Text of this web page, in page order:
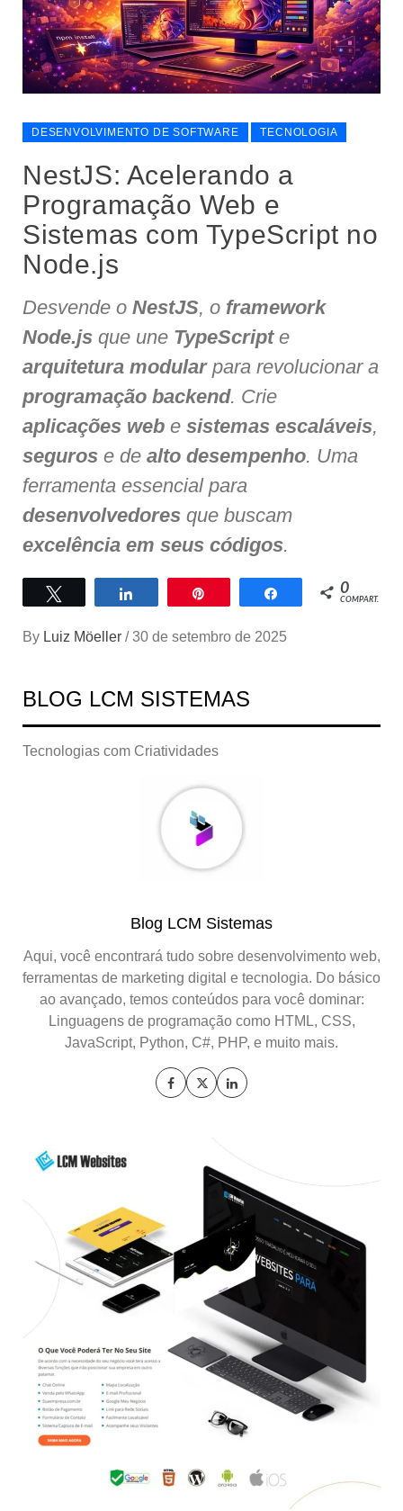
DESENVOLVIMENTO DE SOFTWARE TECNOLOGIA
NestJS: Acelerando a
Programação Web e
Sistemas com TypeScript no
Node.js
Desvende o NestJS, o framework
Node.js que une TypeScripte
arquitetura modularpara revolucionar a
programação backend. Crie
aplicações web e sistemas escaláveis,
seguros e de alto desempenho. Uma
ferramenta essencial para
desenvolvedores que buscam
excelência em seus códigos.
Compartilhar Compartilhar
0
COMPART.
By Luiz Möeller / 30 de setembro de 2025
BLOG LCM SISTEMAS
Tecnologias com Criatividades
Blog LCM Sistemas
Aqui, você encontrará tudo sobre desenvolvimento web,
ferramentas de marketing digital e tecnologia. Do básico
ao avançado, temos conteúdos para você dominar:
Linguagens de programação como HTML, CSS,
JavaScript, Python, C#, PHP, e muito mais.